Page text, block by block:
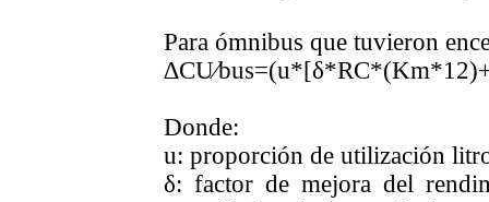
Para ómnibus que tuvieron
Donde:
u: proporción de utilización
δ: factor de mejora del